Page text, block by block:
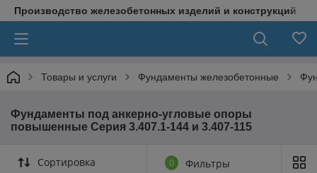
Производство железобетонных изделий и конструкций
Товары и услуги Фундаменты железобетонные
Фундаменты под анкерно-угловые опоры
повышенные Серия 3.407.1-144 и 3.407-115
Сортировка 0 Фильтры